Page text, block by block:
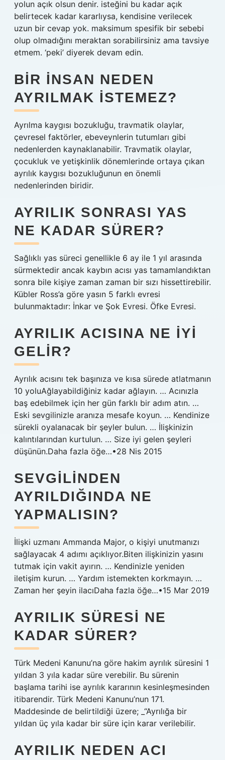
yolun açık olsun denir. isteğini bu kadar açık
belirtecek kadar kararlıysa, kendisine verilecek
uzun bir cevap yok. maksimum spesifik bir sebebi
olup olmadığını meraktan sorabilirsiniz ama tavsiye
etmem. ‘peki’ diyerek devam edin.
BIR INSAN NEDEN
AYRILMAK ISTEMEZ?
Ayrılma kaygısı bozukluğu, travmatik olaylar,
çevresel faktörler, ebeveynlerin tutumları gibi
nedenlerden kaynaklanabilir. Travmatik olaylar,
çocukluk ve yetişkinlik dönemlerinde ortaya çıkan
ayrılık kaygısı bozukluğunun en önemli
nedenlerinden biridir.
AYRILIK SONRASI YAS
NE KADAR SÜRER?
Sağlıklı yas süreci genellikle 6 ay ile 1 yıl arasında
sürmektedir ancak kaybın acısı yas tamamlandıktan
sonra bile kişiye zaman zaman bir sızı hissettirebilir.
Kübler Ross’a göre yasın 5 farklı evresi
bulunmaktadır: İnkar ve Şok Evresi. Öfke Evresi.
AYRILIK ACISINA NE IYI
GELIR?
Ayrılık acısını tek başınıza ve kısa sürede atlatmanın
10 yoluAğlayabildiğiniz kadar ağlayın. … Acınızla
baş edebilmek için her gün farklı bir adım atın. …
Eski sevgilinizle aranıza mesafe koyun. … Kendinize
sürekli oyalanacak bir şeyler bulun. … İlişkinizin
kalıntılarından kurtulun. … Size iyi gelen şeyleri
düşünün.Daha fazla öğe…•28 Nis 2015
SEVGILINDEN
AYRILDIĞINDA NE
YAPMALISIN?
İlişki uzmanı Ammanda Major, o kişiyi unutmanızı
sağlayacak 4 adımı açıklıyor.Biten ilişkinizin yasını
tutmak için vakit ayırın. … Kendinizle yeniden
iletişim kurun. … Yardım istemekten korkmayın. …
Zaman her şeyin ilacıDaha fazla öğe…•15 Mar 2019
AYRILIK SÜRESI NE
KADAR SÜRER?
Türk Medeni Kanunu’na göre hakim ayrılık süresini 1
yıldan 3 yıla kadar süre verebilir. Bu sürenin
başlama tarihi ise ayrılık kararının kesinleşmesinden
itibarendir. Türk Medeni Kanunu’nun 171.
Maddesinde de belirtildiği üzere; _“Ayrılığa bir
yıldan üç yıla kadar bir süre için karar verilebilir.
AYRILIK NEDEN ACI